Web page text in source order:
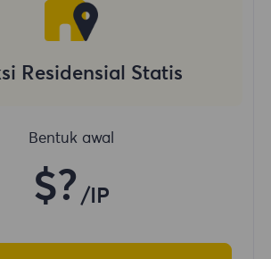
Residensial Statis
Bentuk awal
$? /IP